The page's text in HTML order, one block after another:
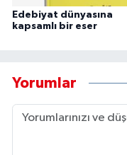
Edebiyat dünyasına
kapsamlı bir eser
Yorumlar